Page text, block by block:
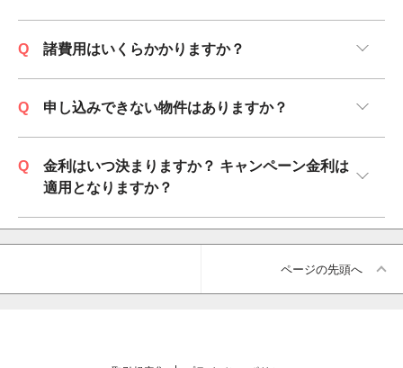
Q 諸費用はいくらかかりますか？
Q 申し込みできない物件はありますか？
Q
金利はいつ決まりますか？ キャンペーン金利は
適用となりますか？
ページの先頭へ